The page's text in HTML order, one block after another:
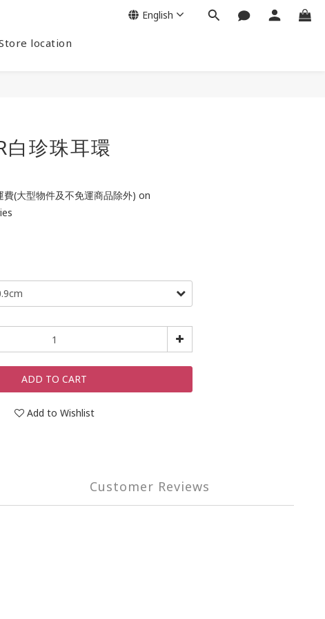
location
English
白珍珠耳環
(大型物件及不免運商品除外) on
ADD TO CART
Add to Wishlist
Customer Reviews